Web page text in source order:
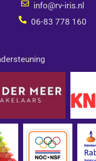
info@rv-iris.nl
06-83 778 160